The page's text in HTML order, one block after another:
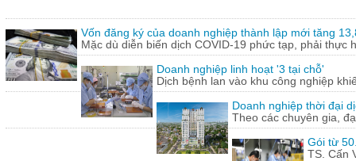
Vốn đăng ký của doanh nghiệp thành lập mới tăng
Mặc dù diễn biến dịch COVID-19 phức tạp, phải thực
Doanh nghiệp linh hoạt '3 tại chỗ'
Dịch bệnh lan vào khu công nghiệp
Doanh nghiệp thời đại
Theo các chuyên gia,
Gói từ
TS. Cấn